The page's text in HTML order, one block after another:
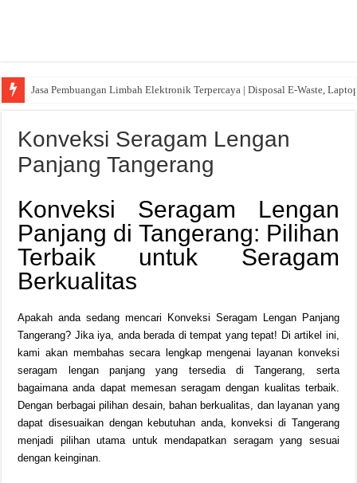
Jasa Pembuangan Limbah Elektronik Terpercaya | Disposal E-Waste,
Konveksi Seragam Lengan
Panjang Tangerang
Konveksi Seragam Lengan
Panjang di Tangerang: Pilihan
Terbaik untuk Seragam
Berkualitas
Apakah anda sedang mencari Konveksi Seragam Lengan Panjang
Tangerang? Jika iya, anda berada di tempat yang tepat! Di artikel ini,
kami akan membahas secara lengkap mengenai layanan konveksi
seragam lengan panjang yang tersedia di Tangerang, serta
bagaimana anda dapat memesan seragam dengan kualitas terbaik.
Dengan berbagai pilihan desain, bahan berkualitas, dan layanan yang
dapat disesuaikan dengan kebutuhan anda, konveksi di Tangerang
menjadi pilihan utama untuk mendapatkan seragam yang sesuai
dengan keinginan.